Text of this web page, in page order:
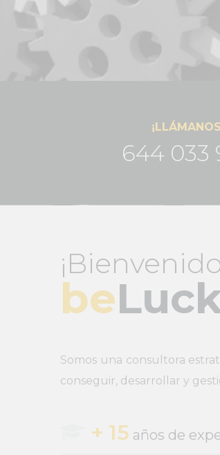
644 033
be
Somos una consultora
conseguir, desarrollar y
+ 15 años de